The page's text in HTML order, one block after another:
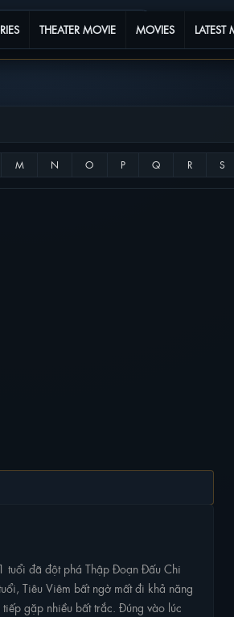
THEATER MOVIE MOVIES LATEST
tuổi đã đột phá Thập Đoạn Đấu Chi
Tiêu Viêm bất ngờ mất đi khả năng
gặp nhiều bất trắc. Đúng vào lúc